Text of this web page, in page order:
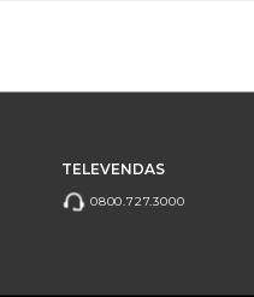
TELEVENDAS
0800.727.3000